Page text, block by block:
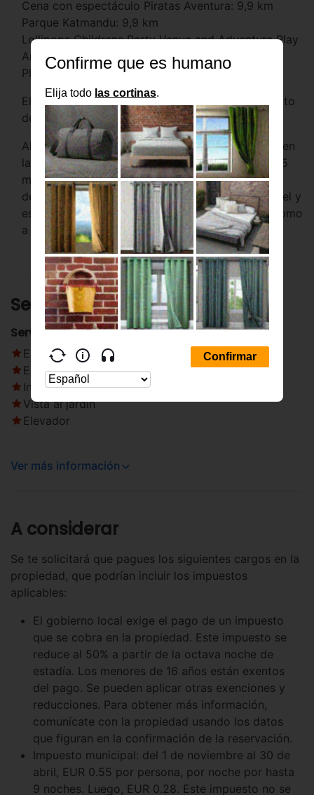
Cena con espectáculo Piratas Aventura: 9,9 km
Parque Katmandu: 9,9 km
Lollipops Childrens Party Venue and Adventure Play
Area: 10,3 km
Playa de Palma Nova: 10,8 km
El aeropuerto principal más cercano es Aeropuerto
de Palma de Mallorca (PMI) a 36,1 km
Al reservar tu estadía en Cupido Boutique Hotel, en
la zona de Peguera, en Calvià, te encontrarás a 15
minutos en auto de Puerto de Andrach y Puerto
deportivo Puerto Portals. Hospédate en este hotel y
estarás a 10,8 km de Playa de Palma Nova, así como
a 18,4 km de Cala Mayor. En Calvià (Peguera)
Servicios
Servicios principales
Estacionamiento gratuito
Estacionamiento en la calle
Internet inalámbrico en cortesía
Vista al jardín
Elevador
Ver más información
A considerar
Se te solicitará que pagues los siguientes cargos en la
propiedad, que podrían incluir los impuestos
aplicables:
El gobierno local exige el pago de un impuesto
que se cobra en la propiedad. Este impuesto se
reduce al 50% a partir de la octava noche de
estadía. Los menores de 16 años están exentos
del pago. Se pueden aplicar otras exenciones y
reducciones. Para obtener más información,
comunícate con la propiedad usando los datos
que figuran en la confirmación de la reservación.
Impuesto municipal: del 1 de noviembre al 30 de
abril, EUR 0.55 por persona, por noche por hasta
9 noches. Luego, EUR 0.28. Este impuesto no se